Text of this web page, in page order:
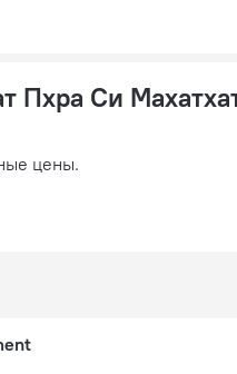
Пхра Си
цены.